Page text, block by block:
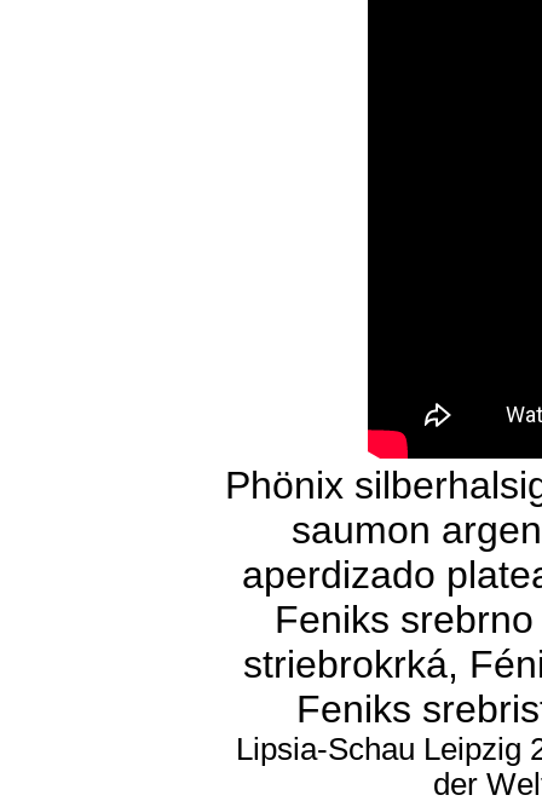
Phönix
saumon
aperdizado
Feniks
striebrokrká,
Feniks
Lipsia-Schau Leipzig
der